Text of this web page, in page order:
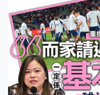
岸大樓的門口。但尚未
手電梯，行多一小段路
處上到來5樓的出境大堂
助閘機已經安裝好，新
行」，一共有134條自助
閘機「三道門」，驗證
續。駕車過關改用「五
只須過一次車道，就完